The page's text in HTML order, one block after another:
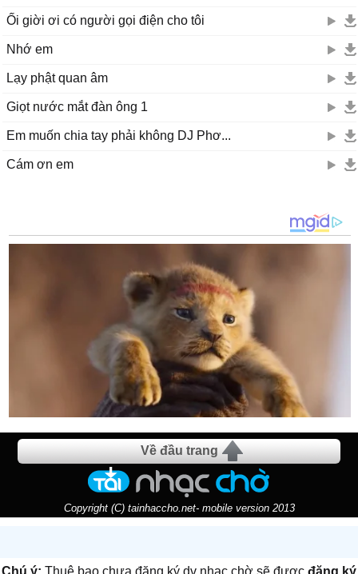
Ối giời ơi có người gọi điện cho tôi
Nhớ em
Lạy phật quan âm
Giọt nước mắt đàn ông 1
Em muốn chia tay phải không DJ Phơ...
Cám ơn em
Về đầu trang
Copyright (C) tainhaccho.net- mobile version 2013
Chú ý: Thuê bao chưa đăng ký dv nhạc chờ sẽ được đăng ký